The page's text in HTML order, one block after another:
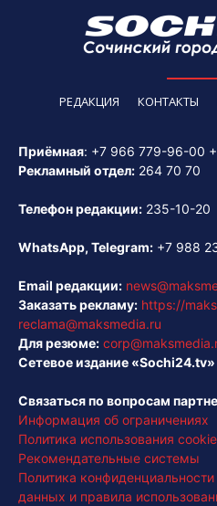
РЕДАКЦИЯ КОНТАКТЫ
Приёмная: +7 966 779-96-00
Рекламный отдел: 264 70 70
Телефон редакции: 235-10-20
WhatsApp, Telegram: +7 988
Email редакции:
Заказать рекламу: https://
reclama@maksmedia.ru
Для резюме:
Сетевое издание «Sochi24.tv»
Связаться по вопросам
Информация об ограничениях
Политика использования
Рекомендательные системы
Политика
данных и правила